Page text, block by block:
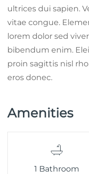
ultrices dui sapien.
vitae congue.
lorem dolor sed
bibendum enim.
proin sagittis nisl
eros donec.
Amenities
1 Bathroom